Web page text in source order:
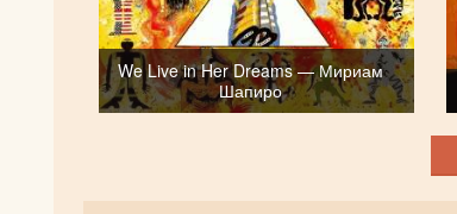
We Live in Her Dreams — Мириам
Шапиро